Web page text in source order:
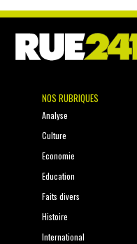
NOS RUBRIQUES
Analyse
Culture
Economie
Education
Faits divers
Histoire
International